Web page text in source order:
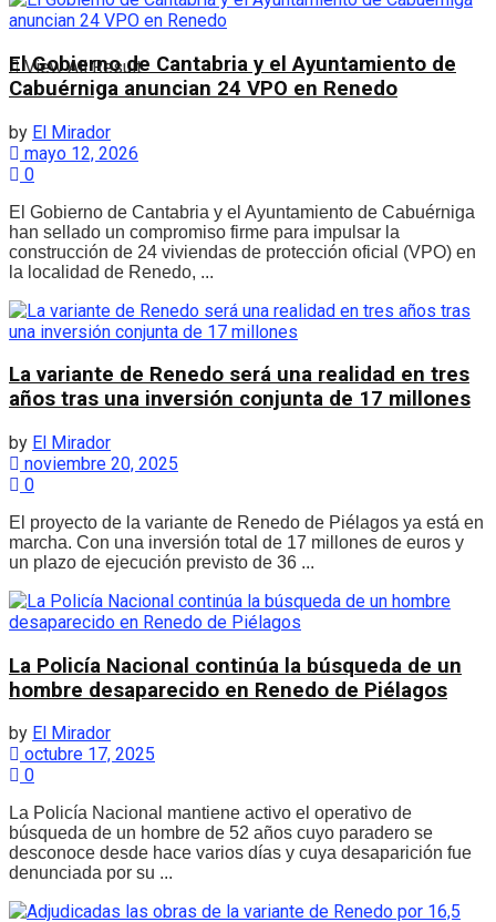
View All Result
El Gobierno de Cantabria y el Ayuntamiento de
Cabuérniga anuncian 24 VPO en Renedo
by El Mirador
mayo 12, 2026
0
El Gobierno de Cantabria y el Ayuntamiento de Cabuérniga
han sellado un compromiso firme para impulsar la
construcción de 24 viviendas de protección oficial (VPO) en
la localidad de Renedo, ...
La variante de Renedo será una realidad en tres
años tras una inversión conjunta de 17 millones
by El Mirador
noviembre 20, 2025
0
El proyecto de la variante de Renedo de Piélagos ya está en
marcha. Con una inversión total de 17 millones de euros y
un plazo de ejecución previsto de 36 ...
La Policía Nacional continúa la búsqueda de un
hombre desaparecido en Renedo de Piélagos
by El Mirador
octubre 17, 2025
0
La Policía Nacional mantiene activo el operativo de
búsqueda de un hombre de 52 años cuyo paradero se
desconoce desde hace varios días y cuya desaparición fue
denunciada por su ...